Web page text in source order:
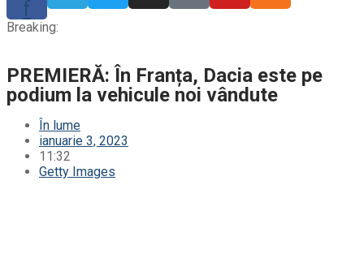
f
Breaking:
PREMIERĂ: În Franța, Dacia este pe
podium la vehicule noi vândute
În lume
ianuarie 3, 2023
11:32
Getty Images